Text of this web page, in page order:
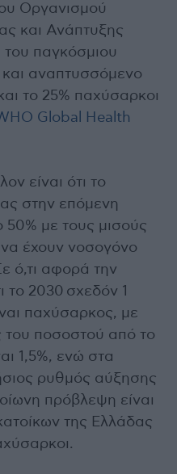
Οργανισμού
και Ανάπτυξης
παγκόσμιου
αναπτυσσόμενο
το 25% παχύσαρκοι
Global Health
είναι ότι το
στην επόμενη
με τους μισούς
έχουν νοσογόνο
ό,τι αφορά την
το 2030 σχεδόν 1
παχύσαρκος, με
του ποσοστού από το
1,5%, ενώ στα
ρυθμός αύξησης
πρόβλεψη είναι
της Ελλάδας